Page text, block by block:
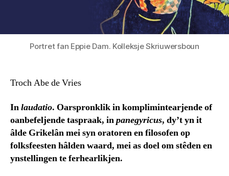
Portret fan Eppie Dam. Kolleksje Skriuwersboun
Troch Abe de Vries
Inlaudatio. Oarspronklik in komplimintearjende of
oanbefeljende taspraak, inpanegyricus, dy’t yn it
âlde Grikelân mei syn oratoren en filosofen op
folksfeesten hâlden waard, mei as doel om stêden en
ynstellingen te ferhearlikjen.